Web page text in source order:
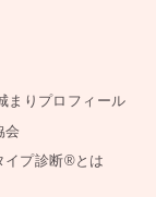
まりプロフィール
会
イプ診断®︎とは